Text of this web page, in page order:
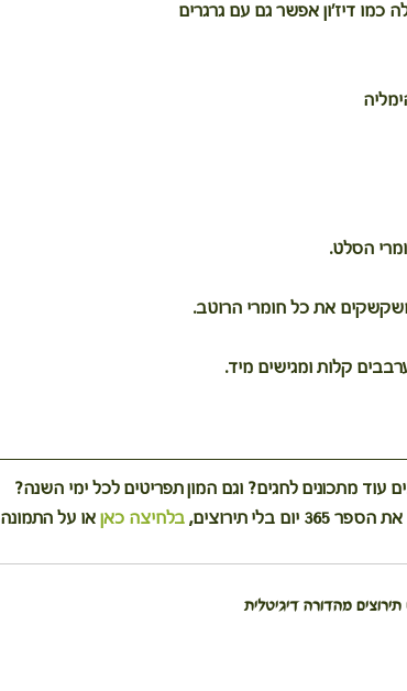
כמו דיז'ון אפשר גם עם גרגרים
הסלט.
את כל חומרי הרוטב.
קלות ומגישים מיד.
עוד מתכונים לחגים? וגם המון תפריטים לכל ימי השנה?
365 יום בלי תירוצים,
בלחיצה כאן או על התמונה